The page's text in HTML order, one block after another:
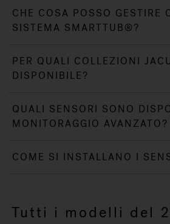
CHE COSA POSSO GESTIRE
SISTEMA SMARTTUB®?
PER QUALI COLLEZIONI
DISPONIBILE?
QUALI SENSORI SONO
MONITORAGGIO AVANZATO?
COME SI INSTALLANO I
Tutti i modelli del